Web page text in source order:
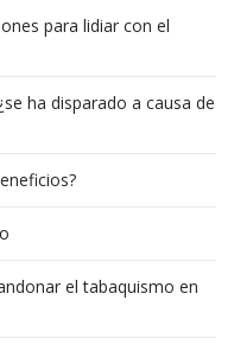
para lidiar con el
ha disparado a causa de
el tabaquismo en